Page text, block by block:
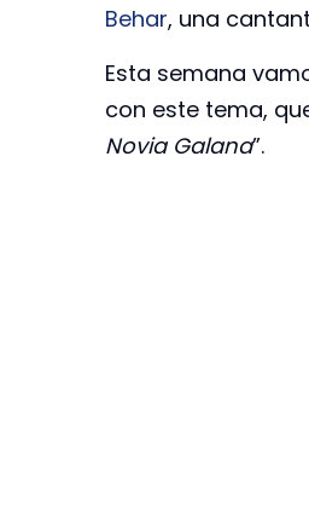
Behar, una
Esta semana
con este tema,
Novia Galana”.